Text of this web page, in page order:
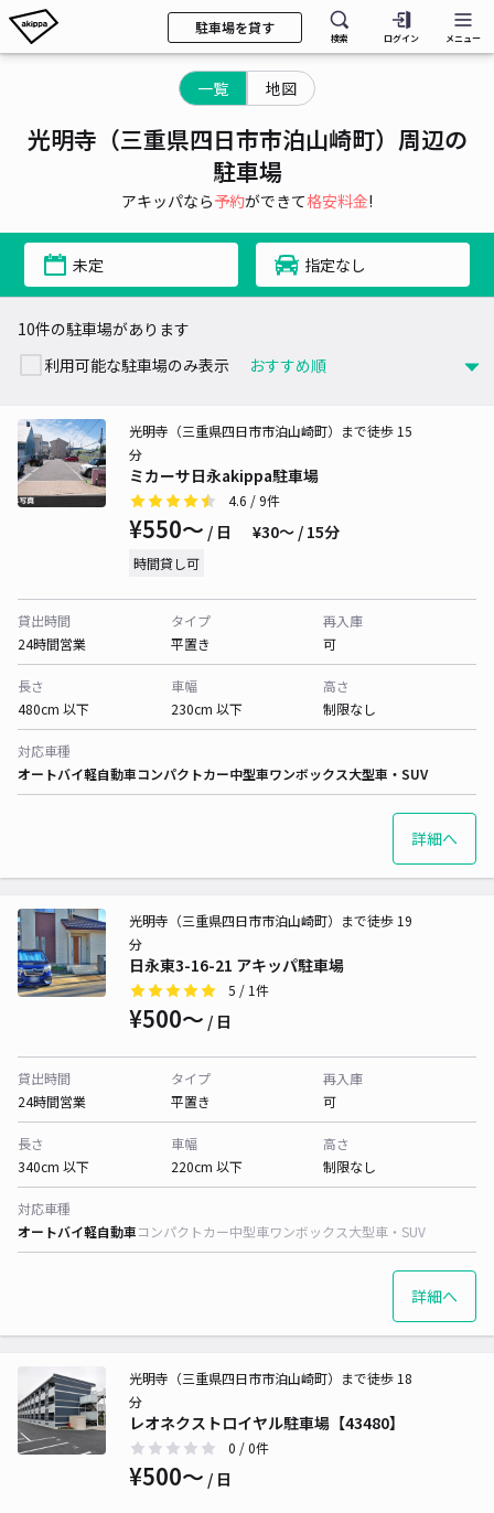
駐車場を貸す
検索 ログイン メニュー
一覧 地図
光明寺（三重県四日市市泊山崎町）周辺の
駐車場
アキッパなら予約ができて格安料金!
未定 指定なし
10件の駐車場があります
利用可能な駐車場のみ表示
ミカーサ日永akippa駐車場
光明寺（三重県四日市市泊山崎町）まで徒歩 15
分
4.6 / 9件
¥550〜 / 日 ¥30〜 / 15分
時間貸し可
貸出時間
24時間営業
タイプ
平置き
再入庫
可
長さ
480cm 以下
車幅
230cm 以下
高さ
制限なし
対応車種
オートバイ軽自動車コンパクトカー中型車ワンボックス大型車・SUV
詳細へ
日永東3-16-21 アキッパ駐車場
光明寺（三重県四日市市泊山崎町）まで徒歩 19
分
5 / 1件
¥500〜 / 日
貸出時間
24時間営業
タイプ
平置き
再入庫
可
長さ
340cm 以下
車幅
220cm 以下
高さ
制限なし
対応車種
オートバイ軽自動車コンパクトカー中型車ワンボックス大型車・SUV
詳細へ
レオネクストロイヤル駐車場【43480】
光明寺（三重県四日市市泊山崎町）まで徒歩 18
分
0 / 0件
¥500〜 / 日